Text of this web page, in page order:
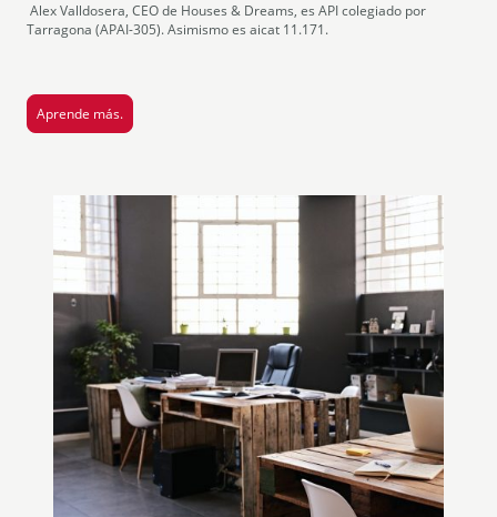
Alex Valldosera, CEO de Houses & Dreams, es API colegiado por
Tarragona (APAI-305). Asimismo es aicat 11.171.
Aprende más.